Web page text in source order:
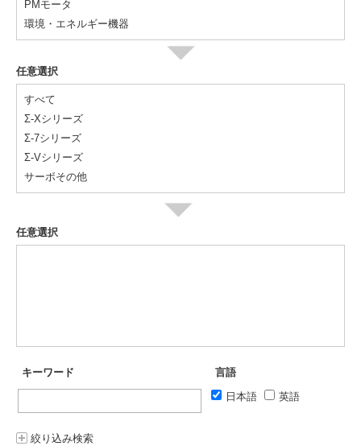
PMモータ
環境・エネルギー機器
任意選択
すべて
Σ-Xシリーズ
Σ-7シリーズ
Σ-Vシリーズ
サーボその他
任意選択
キーワード
言語
日本語
英語
絞り込み検索